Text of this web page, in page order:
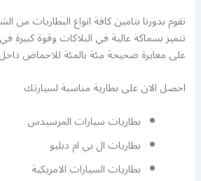
نقوم بدورنا بتامين كافة انواع البطاريات من
تتميز بسماكة عالية في البلاكات وقوة كبيرة
على معايرة صحيحة مئة بالمئة للاحماض داخل
احصل الان على بطارية مناسبة لسيارتك
بطاريات سيارات المرسيدس
بطاريات ال بي ام دبليو
بطاريات السيارات الامريكية